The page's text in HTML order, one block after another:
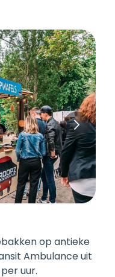
op antieke
Ambulance uit
uur.